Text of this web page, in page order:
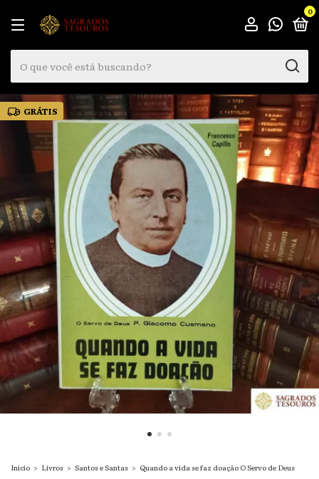
0
GRÁTIS
Início > Livros > Santos e Santas > Quando a vida se faz doação O Servo de Deus